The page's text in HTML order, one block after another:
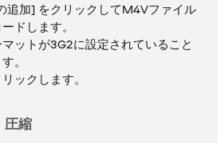
追加] をクリックしてM4Vファイル
ドします。
ットが3G2に設定されていること
。
ックします。
圧縮